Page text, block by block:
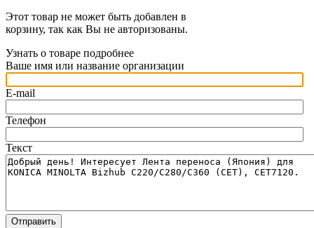
Этот товар не может быть добавлен в
корзину, так как Вы не авторизованы.
Узнать о товаре подробнее
Ваше имя или название организации
E-mail
Телефон
Текст
Отправить